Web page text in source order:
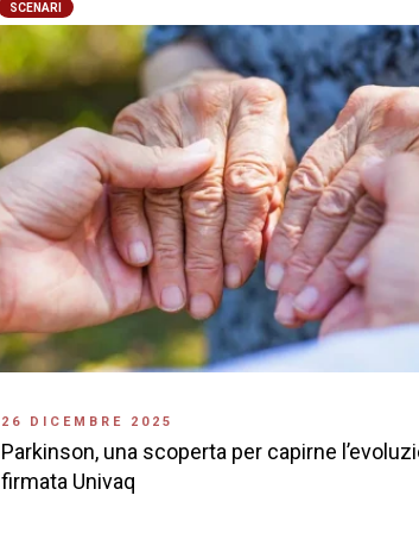
SCENARI
26 DICEMBRE 2025
Parkinson, una scoperta per capirne
firmata Univaq